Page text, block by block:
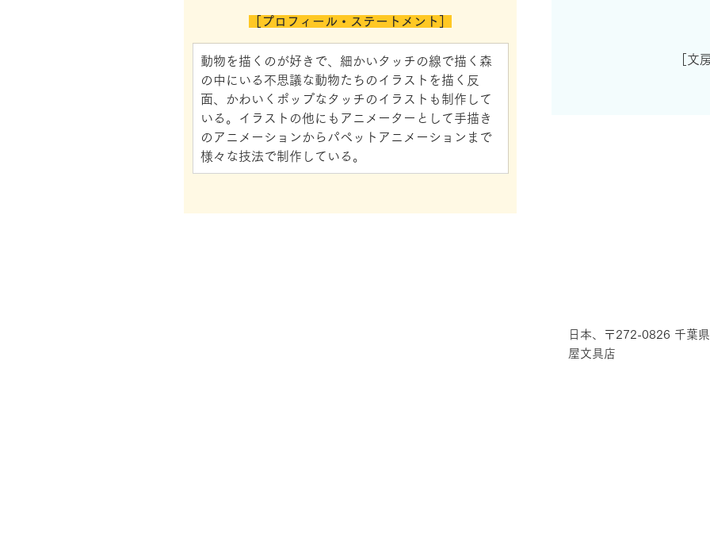
［プロフィール・ステートメント］
動物を描くのが好きで、細かいタッチの線で描く森
の中にいる不思議な動物たちのイラストを描く反
面、かわいくポップなタッチのイラストも制作して
いる。イラストの他にもアニメーターとして手描き
のアニメーションからパペットアニメーションまで
様々な技法で制作している。
［文
日本、〒272-0826 千葉
屋文具店